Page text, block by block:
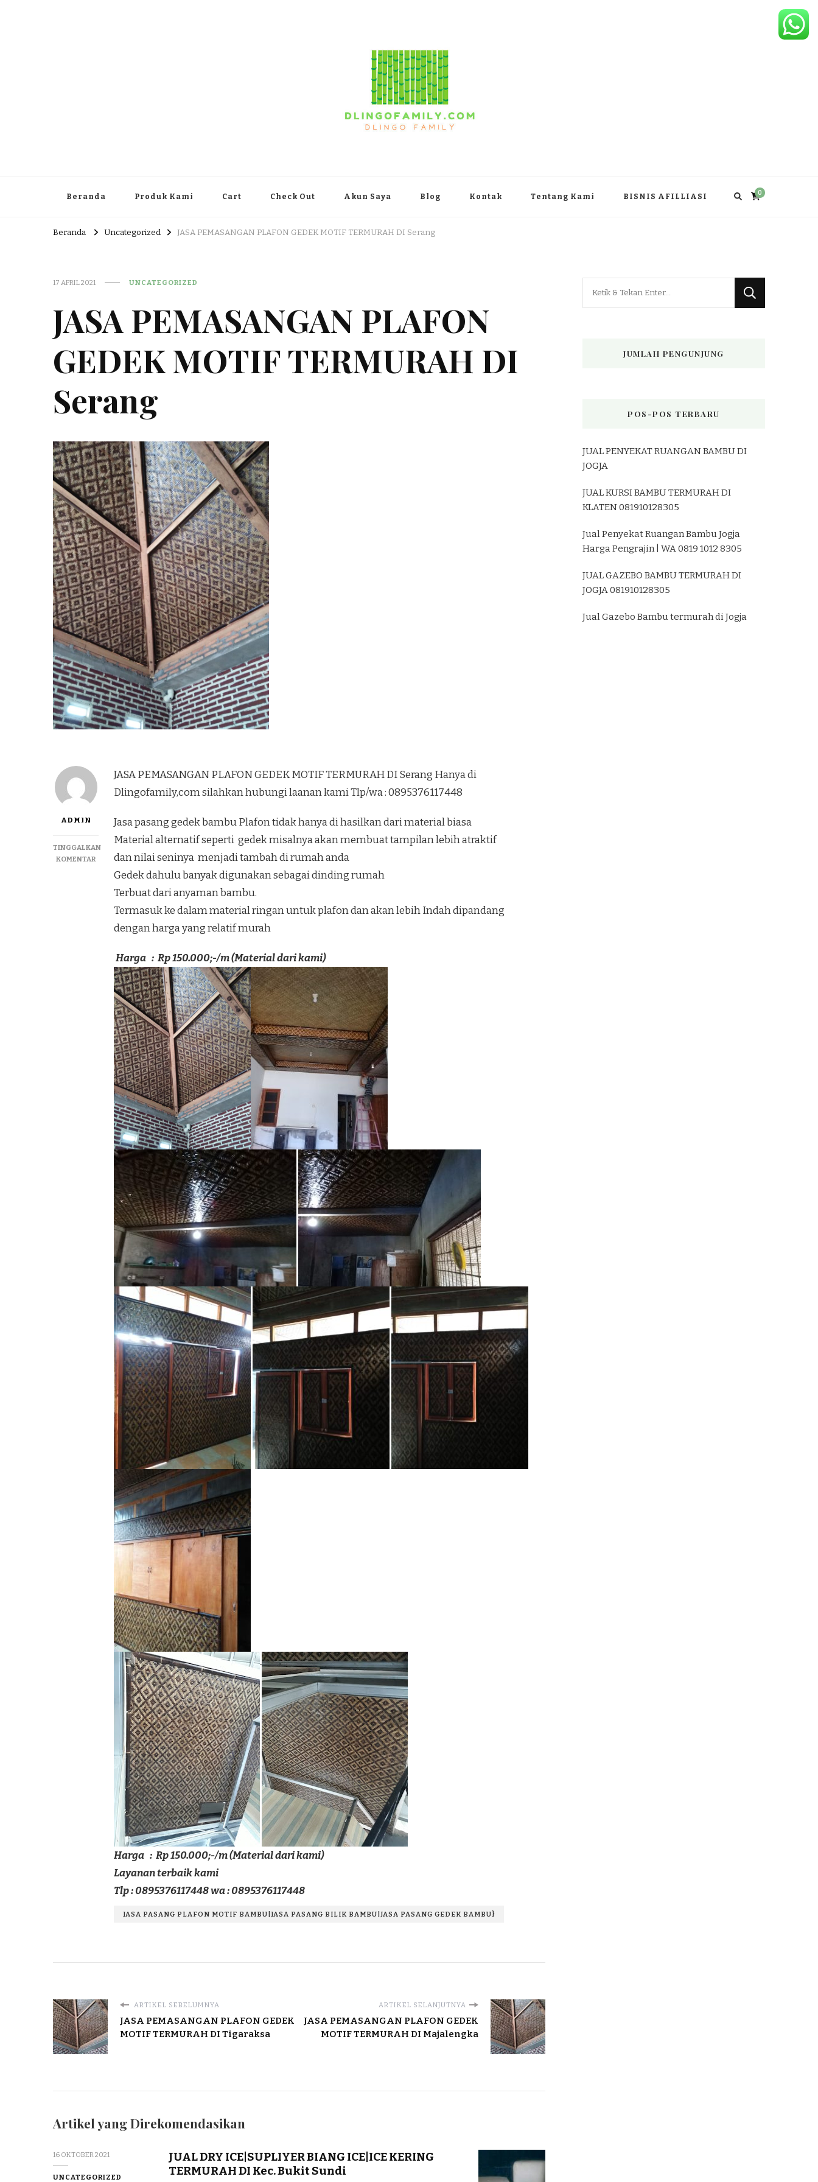
Beranda Produk Kami Cart Check Out Akun Saya Blog Kontak Tentang Kami BISNIS AFILLIASI 0
Beranda Uncategorized JASA PEMASANGAN PLAFON GEDEK MOTIF TERMURAH DI Serang
17 APRIL 2021 UNCATEGORIZED
JASA PEMASANGAN PLAFON
GEDEK MOTIF TERMURAH DI
Serang
ADMIN
TINGGALKAN
KOMENTARPADA
PLAFON
GEDEK
MOTIF
TERMURAH
JASA PEMASANGAN PLAFON GEDEK MOTIF TERMURAH DI Serang Hanya di
Dlingofamily,com silahkan hubungi laanan kami Tlp/wa : 0895376117448
Jasa pasang gedek bambu Plafon tidak hanya di hasilkan dari material biasa
Material alternatif seperti gedek misalnya akan membuat tampilan lebih atraktif
dan nilai seninya menjadi tambah di rumah anda
Gedek dahulu banyak digunakan sebagai dinding rumah
Terbuat dari anyaman bambu.
Termasuk ke dalam material ringan untuk plafon dan akan lebih Indah dipandang
dengan harga yang relatif murah
Harga : Rp 150.000;-/m (Material dari kami)
Harga : Rp 150.000;-/m (Material dari kami)
Layanan terbaik kami
Tlp : 0895376117448 wa : 0895376117448
JASA PASANG PLAFON MOTIF BAMBU|JASA PASANG BILIK BAMBU|JASA PASANG GEDEK BAMBU}
ARTIKEL SEBELUMNYA
JASA PEMASANGAN PLAFON GEDEK
MOTIF TERMURAH DI Tigaraksa
ARTIKEL SELANJUTNYA
JASA PEMASANGAN PLAFON GEDEK
MOTIF TERMURAH DI Majalengka
Artikel yang Direkomendasikan
16 OKTOBER 2021
UNCATEGORIZED
JUAL DRY ICE|SUPLIYER BIANG ICE|ICE KERING
TERMURAH DI Kec. Bukit Sundi
JUMLAH PENGUNJUNG
POS-POS TERBARU
JUAL PENYEKAT RUANGAN BAMBU DI
JOGJA
JUAL KURSI BAMBU TERMURAH DI
KLATEN 081910128305
Jual Penyekat Ruangan Bambu Jogja
Harga Pengrajin | WA 0819 1012 8305
JUAL GAZEBO BAMBU TERMURAH DI
JOGJA 081910128305
Jual Gazebo Bambu termurah di Jogja